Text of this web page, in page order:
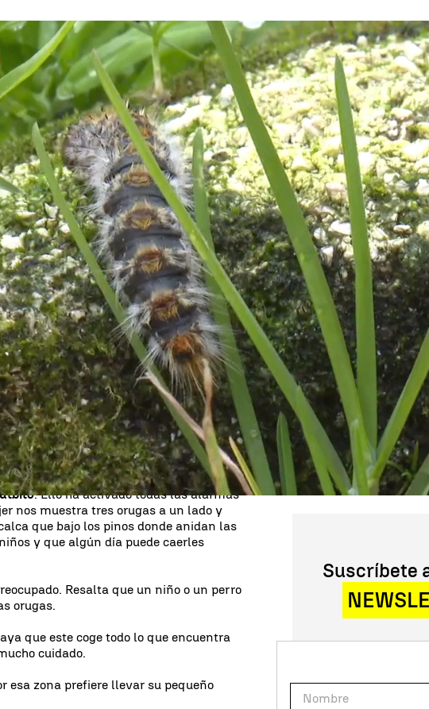
de orugas procesionarias pone en alerta a los vecinos del barrio de Martutene en San
WhatsappFacebook
X Linkedin
Sebastián, grabó la espeluznante
amplio grupo de orugas
situado junto a la calle Goizueta.
especie, en hilera; pero hay tantas que
unas junto a otras para, metros
de a una. Paco nos asegura que había
.
por niños y mascotas. Muy cerca
. Ello ha activado todas las alarmas
nos muestra tres orugas a un lado y
que bajo los pinos donde anidan las
y que algún día puede caerles
Resalta que un niño o un perro
orugas.
que este coge todo lo que encuentra
cuidado.
esa zona prefiere llevar su pequeño
Suscríbete